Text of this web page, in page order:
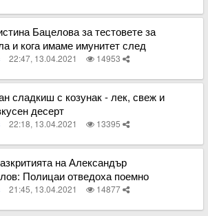
Бацелова за тестовете за
и кога имаме имунитет след
22:47, 13.04.2021 14953
сладкиш с козунак - лек, свеж и
десерт
22:18, 13.04.2021 13395
на Александър
Полицаи отведоха поемно
21:45, 13.04.2021 14877